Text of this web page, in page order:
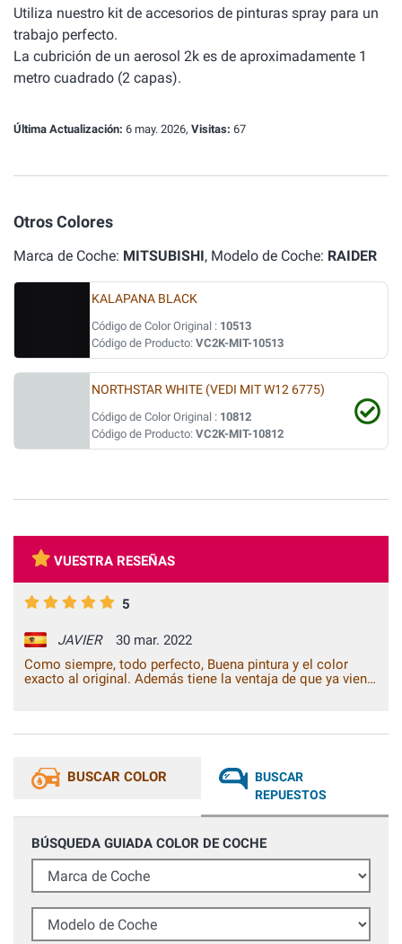
Utiliza nuestro kit de accesorios de pinturas spray para un
trabajo perfecto.
La cubrición de un aerosol 2k es de aproximadamente 1
metro cuadrado (2 capas).
Última Actualización: 6 may. 2026, Visitas: 67
Otros Colores
Marca de Coche: MITSUBISHI, Modelo de Coche: RAIDER
KALAPANA BLACK
Código de Color Original : 10513
Código de Producto: VC2K-MIT-10513
NORTHSTAR WHITE (VEDI MIT W12 6775)
Código de Color Original : 10812
Código de Producto: VC2K-MIT-10812
VUESTRA RESEÑAS
5
JAVIER
30 mar. 2022
Como siempre, todo perfecto, Buena pintura y el color
exacto al original. Además tiene la ventaja de que ya viene
BUSCAR COLOR
BUSCAR
REPUESTOS
BÚSQUEDA GUIADA COLOR DE COCHE
Marca de Coche
Modelo de Coche